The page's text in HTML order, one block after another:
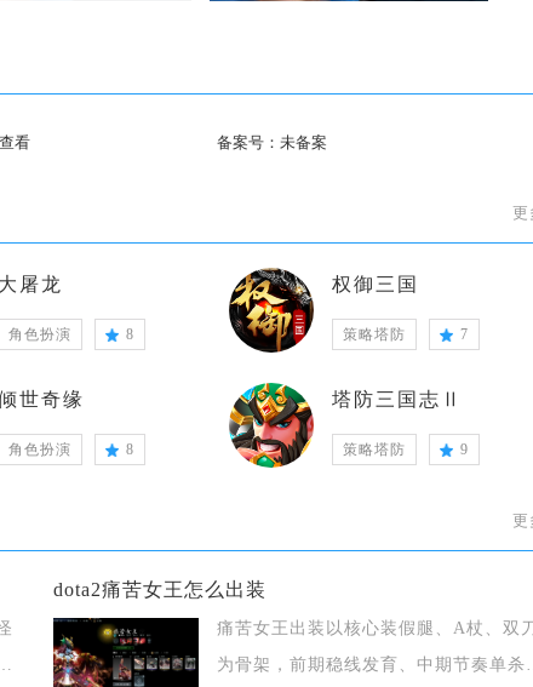
看 备案号：未备案
更
大屠龙
角色扮演 8
权御三国
策略塔防 7
世奇缘
角色扮演 8
塔防三国志Ⅱ
策略塔防 9
更
dota2痛苦女王怎么出装
痛苦女王出装以核心装假腿、A杖、双刀
为骨架，前期稳线发育、中期节奏单杀